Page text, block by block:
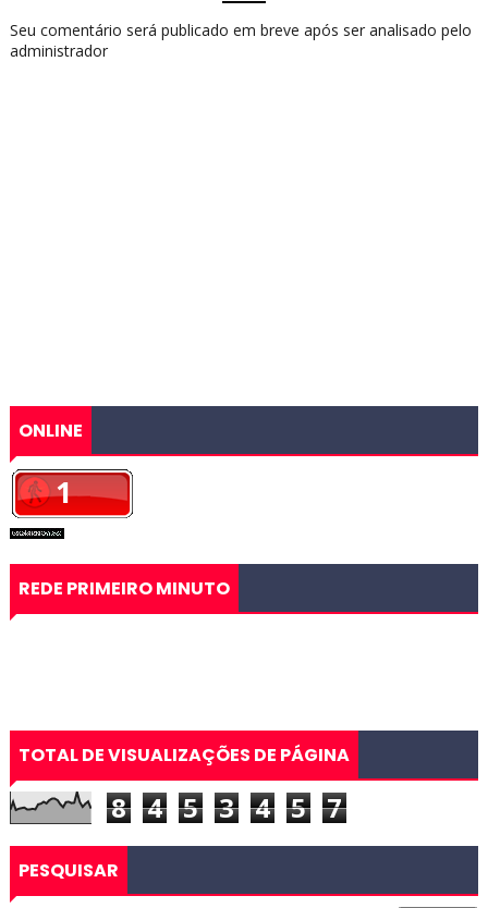
Seu comentário será publicado em breve após ser analisado pelo
administrador
ONLINE
REDE PRIMEIRO MINUTO
TOTAL DE VISUALIZAÇÕES DE PÁGINA
8 4 5 3 4 5 7
PESQUISAR